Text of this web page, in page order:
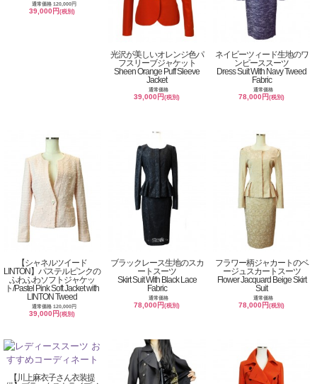
通常価格 120,000円
39,000円(税別)
光沢が美しいオレンジ色パ
フスリーブジャケット
Sheen Orange Puff Sleeve
Jacket
通常価格
39,000円(税別)
ネイビーツィード生地のワ
ンピーススーツ
Dress Suit With Navy Tweed
Fabric
通常価格
78,000円(税別)
【シャネルツイード
LINTON】パステルピンクの
ふわふわソフトジャケッ
ト/Pastel Pink Soft Jacket with
LINTON Tweed
通常価格 120,000円
39,000円(税別)
ブラックレース生地のスカ
ートスーツ
Skirt Suit With Black Lace
Fabric
通常価格
78,000円(税別)
フラワー柄ジャカートのベ
ージュスカートスーツ
Flower Jacquard Beige Skirt
Suit
通常価格
78,000円(税別)
【川上麻衣子さん衣装提